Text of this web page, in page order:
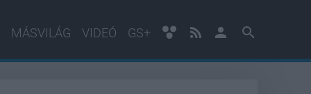
MÁSVILÁG VIDEÓ GS+